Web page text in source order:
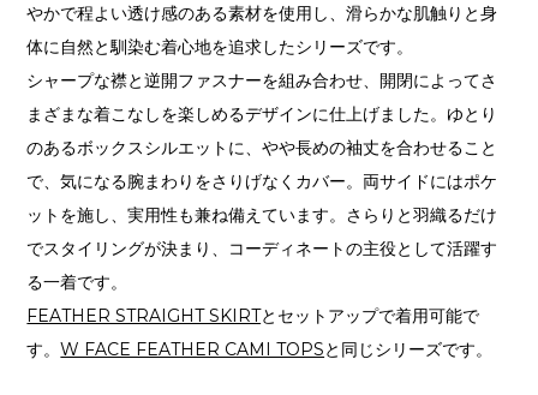
やかで程よい透け感のある素材を使用し、滑らかな肌触りと身
体に自然と馴染む着心地を追求したシリーズです。
シャープな襟と逆開ファスナーを組み合わせ、開閉によってさ
まざまな着こなしを楽しめるデザインに仕上げました。ゆとり
のあるボックスシルエットに、やや長めの袖丈を合わせること
で、気になる腕まわりをさりげなくカバー。両サイドにはポケ
ットを施し、実用性も兼ね備えています。さらりと羽織るだけ
でスタイリングが決まり、コーディネートの主役として活躍す
る一着です。
FEATHER STRAIGHT SKIRTとセットアップで着用可能で
す。W FACE FEATHER CAMI TOPSと同じシリーズです。